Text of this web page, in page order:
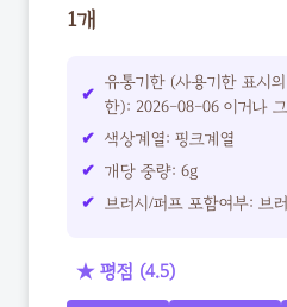
1개
유통기한 (사용기한 표시
한): 2026-08-06 이거나
색상계열: 핑크계열
개당 중량: 6g
브러시/퍼프 포함여부: 브
★ 평점 (4.5)